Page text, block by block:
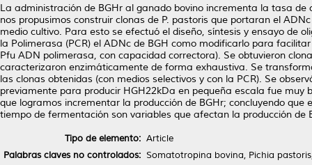
La administración de BGHr al ganado bovino incrementa la tasa
nos propusimos construir clonas de P. pastoris que portaran el
medio cultivo. Para esto se efectuó el diseño, síntesis y ensayo de
la Polimerasa (PCR) el ADNc de BGH como modificarlo para
Pfu ADN polimerasa, con capacidad correctora). Se obtuvieron
caracterizaron enzimáticamente de forma exhaustiva. Se
las clonas obtenidas (con medios selectivos y con la PCR). Se
previamente para producir HGH22kDa en pequeña escala fue muy
que logramos incrementar la producción de BGHr; concluyendo
tiempo de fermentación son variables que afectan la producción
Tipo de elemento: Article
Palabras claves no controlados: Somatotropina bovina, Pichia